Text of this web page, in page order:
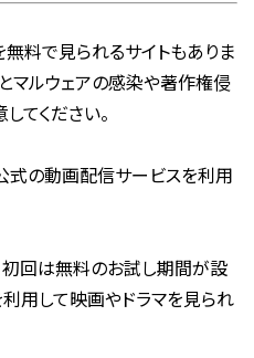
料で見られるサイトもありま
マルウェアの感染や著作権侵
てください。
式の動画配信サービスを利用
初回は無料のお試し期間が設
用して映画やドラマを見られ